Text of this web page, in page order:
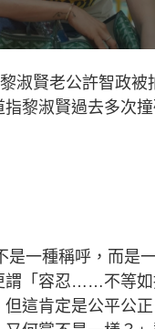
淑賢老公許智政被
黎淑賢過去多次
是一種稱呼，而是
謂「容忍……不等
這肯定是公平公